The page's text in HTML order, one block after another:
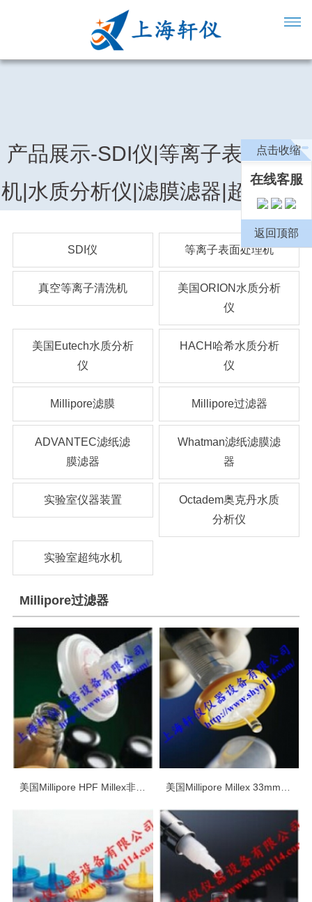
产品展示-SDI仪|等离子表面处理
机|水质分析仪|滤膜滤器|超纯水机
SDI仪 等离子表面处理机
真空等离子清洗机
美国ORION水质分析
仪
美国Eutech水质分析
仪
HACH哈希水质分析
仪
Millipore滤膜 Millipore过滤器
ADVANTEC滤纸滤
膜滤器
Whatman滤纸滤膜滤
器
实验室仪器装置
Octadem奥克丹水质
分析仪
实验室超纯水机
Millipore过滤器
美国Millipore HPF Millex非无*过滤器
点击收缩
在线客服
返回顶部